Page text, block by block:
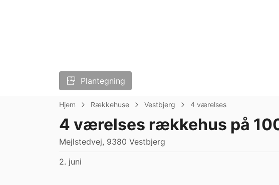
Plantegning
Hjem Rækkehuse Vestbjerg 4 værelses
4 værelses rækkehus på
Mejlstedvej, 9380 Vestbjerg
2. juni